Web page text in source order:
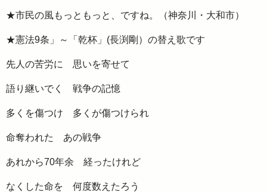
★市民の風もっともっと、ですね。（神奈川・大和市）
★憲法9条」～「乾杯」(長渕剛）の替え歌です
先人の苦労に 思いを寄せて
語り継いでく 戦争の記憶
多くを傷つけ 多くが傷つけられ
命奪われた あの戦争
あれから70年余 経ったけれど
なくした命を 何度数えたろう